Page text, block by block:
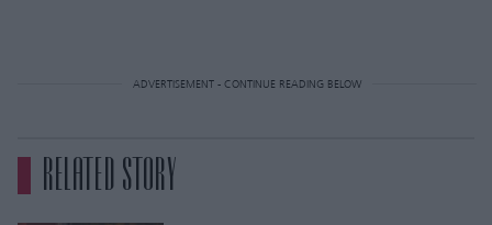
ADVERTISEMENT - CONTINUE READING BELOW
RELATED STORY